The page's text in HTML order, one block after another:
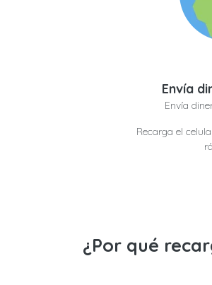
Envía
Envía
Recarga el
¿Por qué